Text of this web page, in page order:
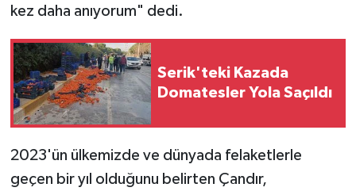
kez daha anıyorum" dedi.
Serik'teki Kazada
Domatesler Yola Saçıldı
2023'ün ülkemizde ve dünyada felaketlerle
geçen bir yıl olduğunu belirten Çandır,